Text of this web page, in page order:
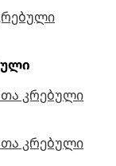
კრებული
კრებული